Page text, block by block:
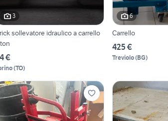
3
sollevatore idraulico a carrello
€
(TO)
6
Carrello
425 €
Treviolo(BG)